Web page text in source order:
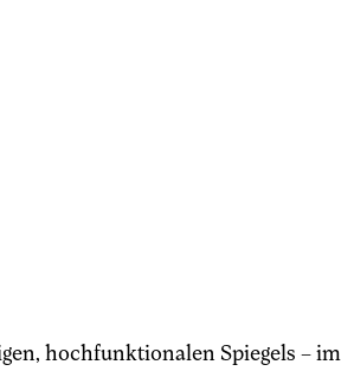
hochfunktionalen Spiegels – im